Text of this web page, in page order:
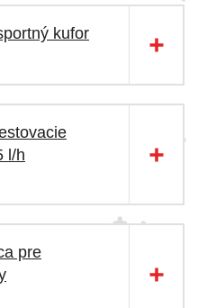
kufor
l/h
pre